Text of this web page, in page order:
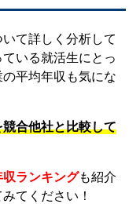
て詳しく分析して
いる就活生にとっ
平均年収も気にな
合他社と比較して
ランキングも紹介
てください！